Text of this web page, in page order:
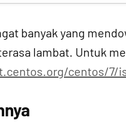
banyak yang
lambat. Untuk
centos/7/